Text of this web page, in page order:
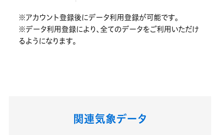
※アカウント登録後にデータ利用登録が可能です。
※データ利用登録により、全てのデータをご利用いただけ
るようになります。
関連気象データ